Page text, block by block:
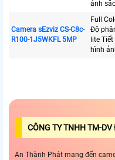
ảnh
Camera sEzviz CS-C8c-
R100-1J5WKFL 5MP
Full
Độ
lite
hình
CÔNG TY TNHH TM-
An Thành Phát mang đến